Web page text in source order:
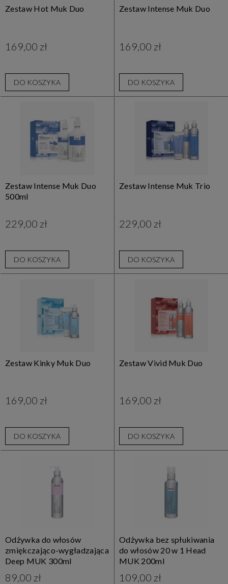
Zestaw Hot Muk Duo
169,00 zł
DO KOSZYKA
Zestaw Intense Muk Duo
169,00 zł
DO KOSZYKA
Zestaw Intense Muk Duo
500ml
229,00 zł
DO KOSZYKA
Zestaw Intense Muk Trio
229,00 zł
DO KOSZYKA
Zestaw Kinky Muk Duo
169,00 zł
DO KOSZYKA
Zestaw Vivid Muk Duo
169,00 zł
DO KOSZYKA
Odżywka do włosów
zmiękczająco-wygładzająca
Deep MUK 300ml
89,00 zł
Odżywka bez spłukiwania
do włosów 20 w 1 Head
MUK 200ml
109,00 zł